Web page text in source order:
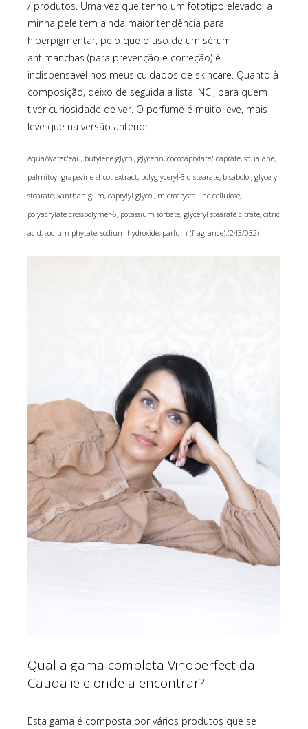
/ produtos. Uma vez que tenho um fototipo elevado, a
minha pele tem ainda maior tendência para
hiperpigmentar, pelo que o uso de um sérum
antimanchas (para prevenção e correção) é
indispensável nos meus cuidados de skincare. Quanto à
composição, deixo de seguida a lista INCI, para quem
tiver curiosidade de ver. O perfume é muito leve, mais
leve que na versão anterior.
Aqua/water/eau, butylene glycol, glycerin, cococaprylate/ caprate, squalane,
palmitoyl grapevine shoot extract, polyglyceryl-3 distearate, bisabolol, glyceryl
stearate, xanthan gum, caprylyl glycol, microcrystalline cellulose,
polyacrylate crosspolymer-6, potassium sorbate, glyceryl stearate citrate, citric
acid, sodium phytate, sodium hydroxide, parfum (fragrance).(243/032)
Qual a gama completa Vinoperfect da
Caudalie e onde a encontrar?
Esta gama é composta por vários produtos que se